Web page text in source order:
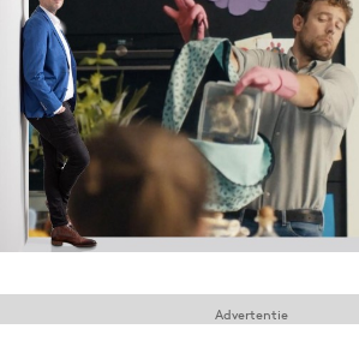
Menu
Home
9 sept: GenAI-training
12 nov: MarketingLive!
Adverteren
Events
Opleidingen
Advertentie